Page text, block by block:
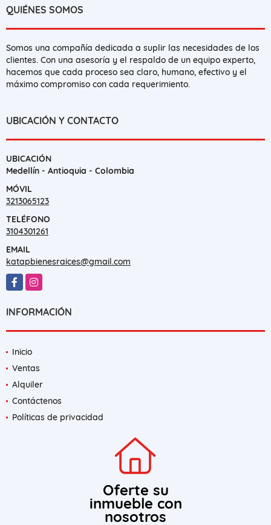
QUIÉNES SOMOS
Somos una compañía dedicada a suplir las necesidades de los
clientes. Con una asesoría y el respaldo de un equipo experto,
hacemos que cada proceso sea claro, humano, efectivo y el
máximo compromiso con cada requerimiento.
UBICACIÓN Y CONTACTO
UBICACIÓN
Medellín - Antioquia - Colombia
MÓVIL
3213065123
TELÉFONO
3104301261
EMAIL
katapbienesraices@gmail.com
FacebookInstagram
INFORMACIÓN
Inicio
Ventas
Alquiler
Contáctenos
Políticas de privacidad
Oferte su
inmueble con
nosotros